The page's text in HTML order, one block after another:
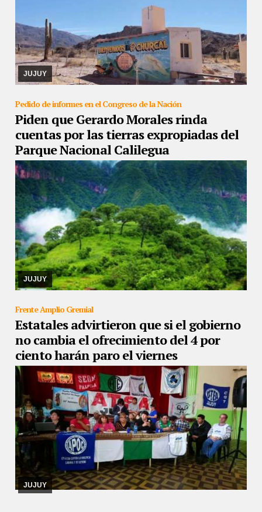
JUJUY
26/08/2019 Precisan que el estado provincial facilite maquinaria
para realizar obras de riego. Ellos ya compraron los materiales. Se
manifestaron en la ruta.
Pedido de informes en el Congreso de la Nación
Piden que Gerardo Morales rinda
cuentas por las tierras expropiadas del
Parque Nacional Calilegua
JUJUY
26/08/2019
Carolina Moisés expresó su apoyo a los trabajadores
en el reclamo y pone a disposición el Congreso para que
intermedie en el evento.
Frente Amplio Gremial
Estatales advirtieron que si el gobierno
no cambia el ofrecimiento del 4 por
ciento harán paro el viernes
JUJUY
26/08/2019 Hoy presentarán una contrapropuesta ante el poder
ejecutivo.